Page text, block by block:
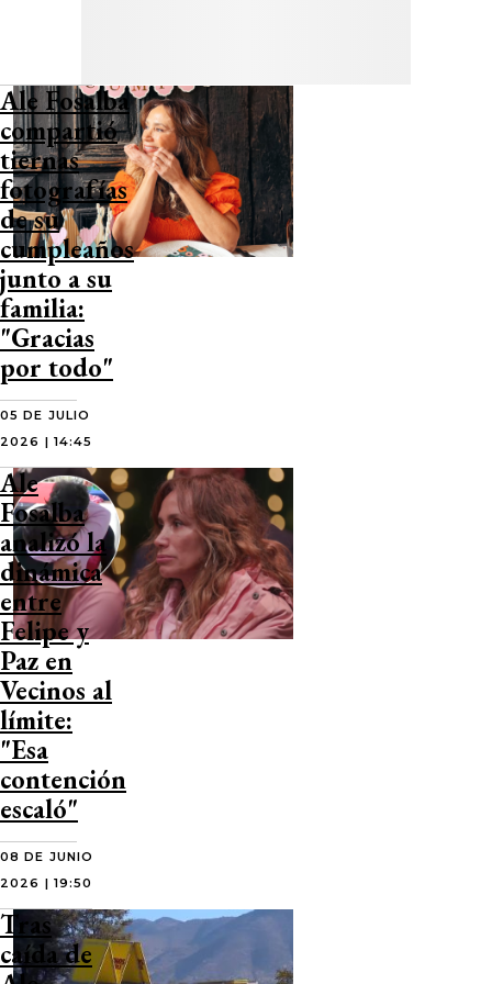
Ale Fosalba
compartió
tiernas
fotografías
de su
cumpleaños
junto a su
familia:
"Gracias
por todo"
05 DE JULIO
2026 | 14:45
Ale
Fosalba
analizó la
dinámica
entre
Felipe y
Paz en
Vecinos al
límite:
"Esa
contención
escaló"
08 DE JUNIO
2026 | 19:50
Tras
caída de